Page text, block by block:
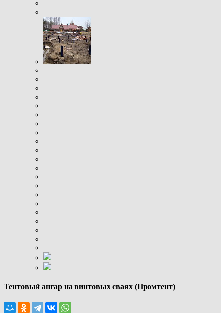
Тентовый ангар на винтовых сваях (Промтент)